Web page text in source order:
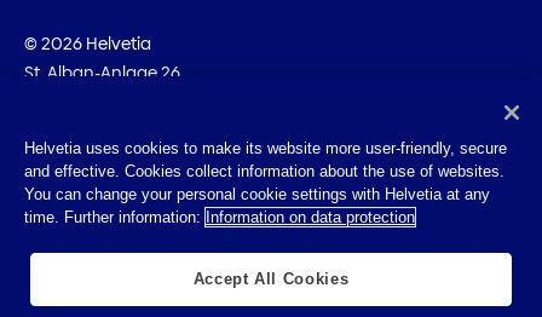
© 2026 Helvetia
St. Alban-Anlage 26
Impressum
Indications juridiques
Helvetia uses cookies to make its website more user-friendly, secure
and effective. Cookies collect information about the use of websites.
You can change your personal cookie settings with Helvetia at any
time. Further information: Information on data protection
Accept All Cookies